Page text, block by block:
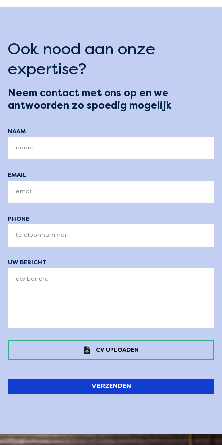
Ook nood aan onze
expertise?
Neem contact met ons op en we
antwoorden zo spoedig mogelijk
NAAM
EMAIL
PHONE
UW BERICHT
CV UPLOADEN
Selecteer bestanden
VERZENDEN